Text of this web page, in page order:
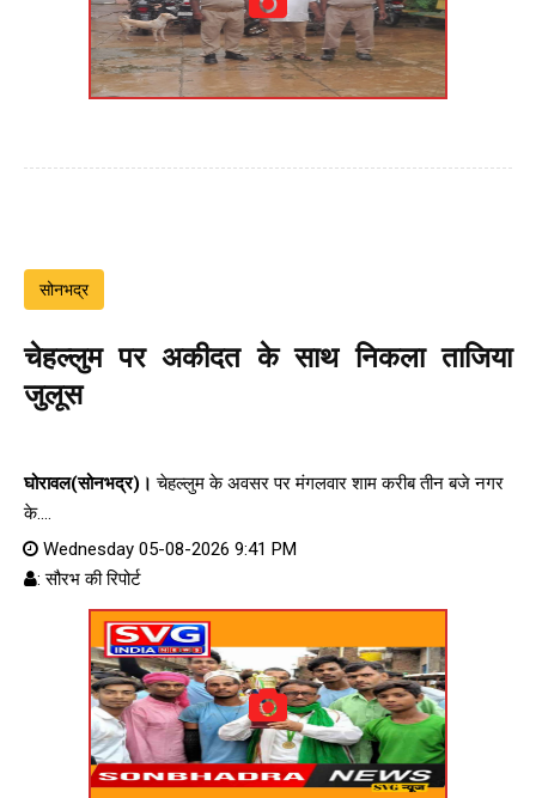
सोनभद्र
चेहल्लुम पर अकीदत के साथ निकला ताजिया
जुलूस
घोरावल(सोनभद्र)। चेहल्लुम के अवसर पर मंगलवार शाम करीब तीन बजे नगर
के....
Wednesday 05-08-2026 9:41 PM
: सौरभ की रिपोर्ट